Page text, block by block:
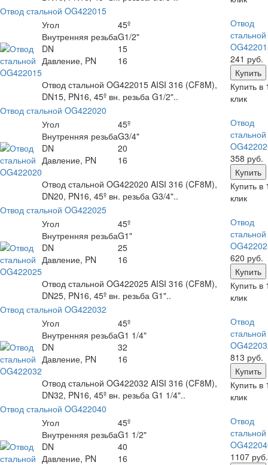
Отвод стальной OG422015
Угол
45º
Внутренняя резьбаG1/2"
DN
15
Давление, PN
16
Отвод стальной OG422015 AISI 316 (CF8M),
DN15, PN16, 45º вн. резьба G1/2"..
Отвод
стальной
241 руб.
Купить в
клик
Отвод стальной OG422020
Угол
45º
Внутренняя резьбаG3/4"
DN
20
Давление, PN
16
Отвод стальной OG422020 AISI 316 (CF8M),
DN20, PN16, 45º вн. резьба G3/4"..
Отвод
стальной
358 руб.
Купить в
клик
Отвод стальной OG422025
Угол
45º
Внутренняя резьбаG1"
DN
25
Давление, PN
16
Отвод стальной OG422025 AISI 316 (CF8M),
DN25, PN16, 45º вн. резьба G1"..
Отвод
стальной
620 руб.
Купить в
клик
Отвод стальной OG422032
Угол
45º
Внутренняя резьбаG1 1/4"
DN
32
Давление, PN
16
Отвод стальной OG422032 AISI 316 (CF8M),
DN32, PN16, 45º вн. резьба G1 1/4"..
Отвод
стальной
813 руб.
Купить в
клик
Отвод стальной OG422040
Угол
45º
Внутренняя резьбаG1 1/2"
DN
40
Давление, PN
16
Отвод
стальной
1107 руб.